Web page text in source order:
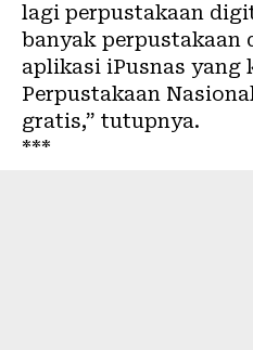
lagi perpustakaan
banyak perpustakaan
aplikasi iPusnas yang
Perpustakaan
gratis,” tutupnya.
***